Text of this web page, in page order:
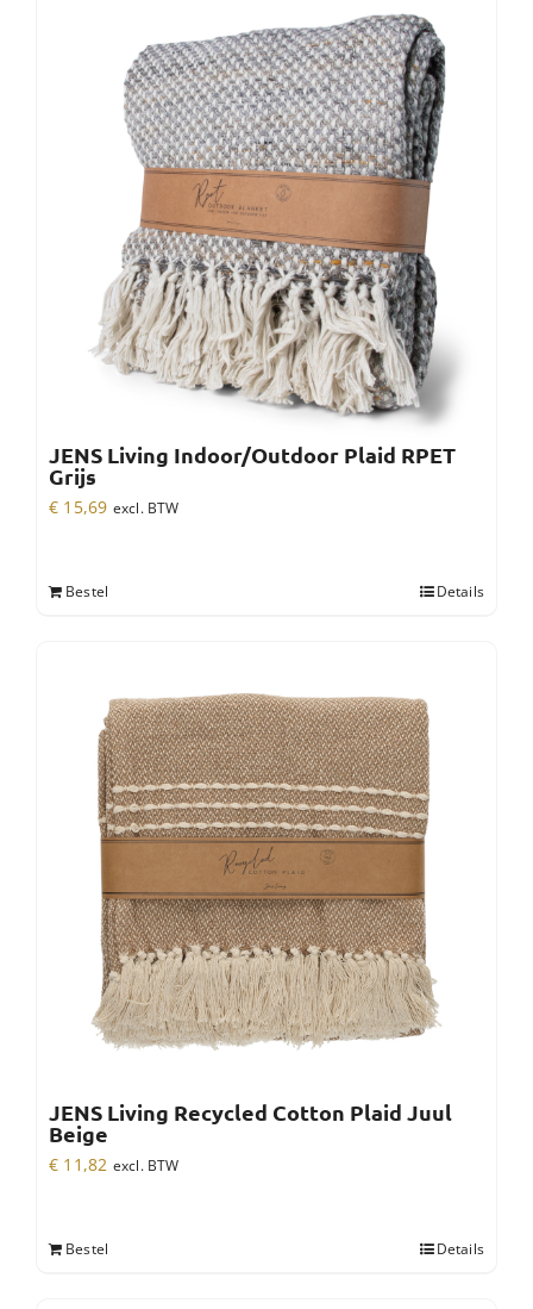
JENS Living Indoor/Outdoor Plaid RPET
Grijs
€ 15,69 excl. BTW
Bestel Details
JENS Living Recycled Cotton Plaid Juul
Beige
€ 11,82 excl. BTW
Bestel Details